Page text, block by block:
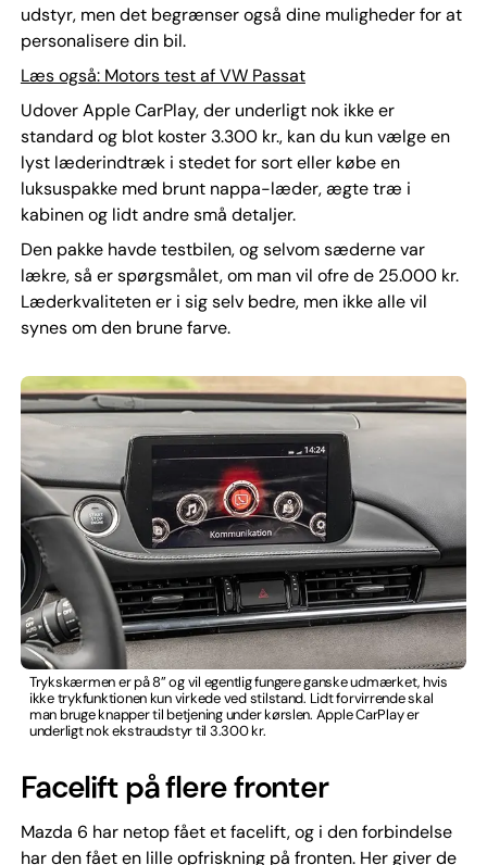
udstyr, men det begrænser også dine muligheder for at
personalisere din bil.
Læs også: Motors test af VW Passat
Udover Apple CarPlay, der underligt nok ikke er
standard og blot koster 3.300 kr., kan du kun vælge en
lyst læderindtræk i stedet for sort eller købe en
luksuspakke med brunt nappa-læder, ægte træ i
kabinen og lidt andre små detaljer.
Den pakke havde testbilen, og selvom sæderne var
lækre, så er spørgsmålet, om man vil ofre de 25.000 kr.
Læderkvaliteten er i sig selv bedre, men ikke alle vil
synes om den brune farve.
Trykskærmen er på 8” og vil egentlig fungere ganske udmærket, hvis
ikke trykfunktionen kun virkede ved stilstand. Lidt forvirrende skal
man bruge knapper til betjening under kørslen. Apple CarPlay er
underligt nok ekstraudstyr til 3.300 kr.
Facelift på flere fronter
Mazda 6 har netop fået et facelift, og i den forbindelse
har den fået en lille opfriskning på fronten. Her giver de